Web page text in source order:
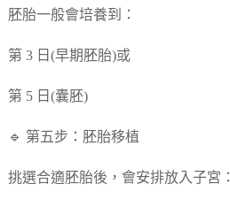
胚胎一般會培養到：
第 3 日(早期胚胎)或
第 5 日(囊胚)
🔹 第五步：胚胎移植
挑選合適胚胎後，會安排放入子宮：